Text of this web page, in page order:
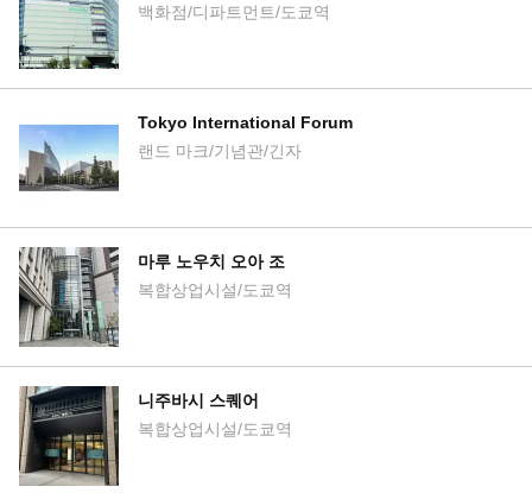
백화점/디파트먼트/도쿄역
Tokyo International Forum
랜드 마크/기념관/긴자
마루 노우치 오아 조
복합상업시설/도쿄역
니주바시 스퀘어
복합상업시설/도쿄역